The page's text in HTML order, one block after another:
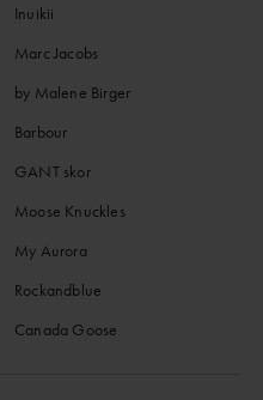
Inuikii
Marc Jacobs
by Malene Birger
Barbour
GANT skor
Moose Knuckles
My Aurora
Rockandblue
Canada Goose